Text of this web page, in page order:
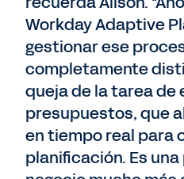
Workday Adaptive
gestionar ese
completamente
queja de la tarea de
presupuestos, que
en tiempo real para
planificación. Es